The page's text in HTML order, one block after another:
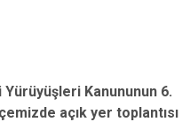
Yahyalı
Yürüyüşleri Kanununun 6.
açık yer toplantısı